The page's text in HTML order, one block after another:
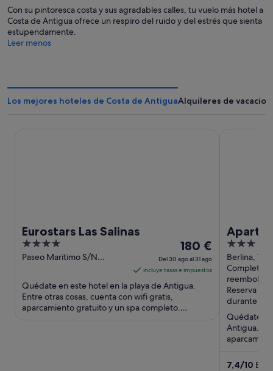
Con su pintoresca costa y sus agradables calles, tu vuelo más hotel a
Costa de Antigua ofrece un respiro del ruido y del estrés que sienta
estupendamente.
Leer menos
Los mejores hoteles de Costa de AntiguaAlquileres de
Eurostars Las Salinas
4
out
5
Paseo Maritimo S/N
El
precio
es
de
por
180 €
Del 30 ago al 31 ago
incluye tasas e impuestos
Quédate en este hotel en la playa de Antigua.
Entre otras cosas, cuenta con wifi gratis,
aparcamiento gratuito y un spa completo.
3
out
of
5
Berlina, 7
Reserva
durante la
Quédate
Antigua.
7,4/10